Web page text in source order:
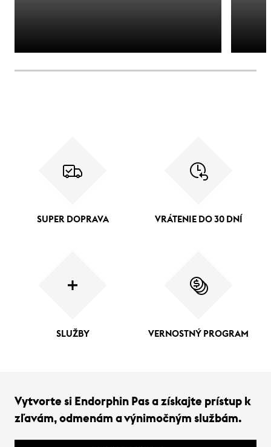
SUPER DOPRAVA VRÁTENIE DO 30 DNÍ
SLUŽBY VERNOSTNÝ PROGRAM
Vytvorte si Endorphin Pas a získajte prístup k
zľavám, odmenám a výnimočným službám.